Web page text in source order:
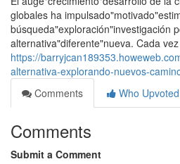
globales ha
búsqueda"exploración"investigación
alternativa"diferente"nueva. Cada
https://
alternativa-explorando-nuevos-
Comments
Who Upvoted
Comments
Submit a Comment